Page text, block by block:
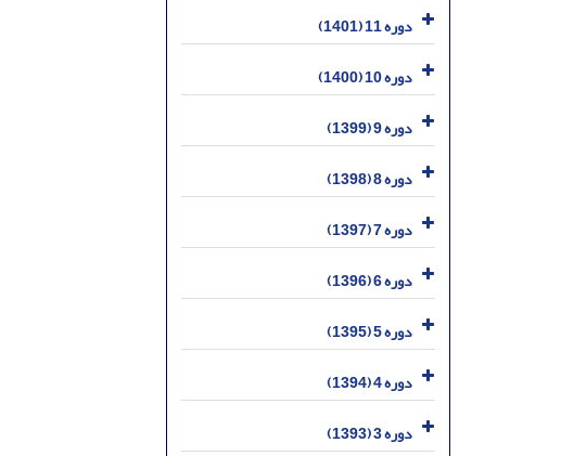
دوره 11 (1401)
دوره 10 (1400)
دوره 9 (1399)
دوره 8 (1398)
دوره 7 (1397)
دوره 6 (1396)
دوره 5 (1395)
دوره 4 (1394)
دوره 3 (1393)